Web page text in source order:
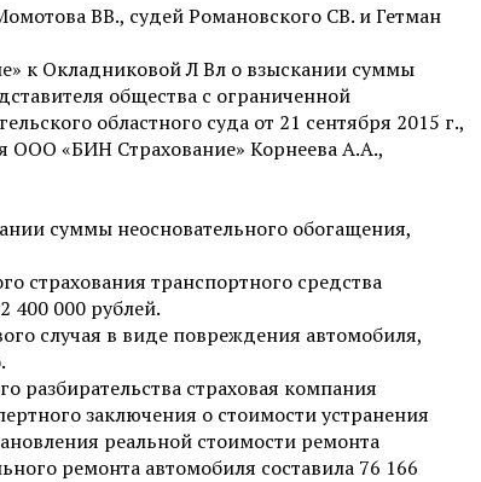
ВВ., судей Романовского СВ. и Гетман
к Окладниковой Л Вл о взыскании суммы
общества с ограниченной
областного суда от 21 сентября 2015 г.,
ООО «БИН Страхование» Корнеева А.А.,
суммы неосновательного обогащения,
страхования транспортного средства
400 000 рублей.
случая в виде повреждения автомобиля,
разбирательства страховая компания
заключения о стоимости устранения
реальной стоимости ремонта
ремонта автомобиля составила 76 166